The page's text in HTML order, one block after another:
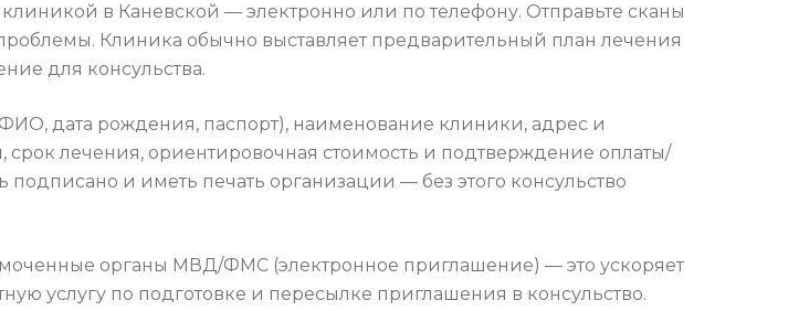
в Каневской — электронно или по телефону. Отправьте сканы
Клиника обычно выставляет предварительный план лечения
для консульства.
дата рождения, паспорт), наименование клиники, адрес и
лечения, ориентировочная стоимость и подтверждение оплаты/
и иметь печать организации — без этого консульство
органы МВД/ФМС (электронное приглашение) — это ускоряет
услугу по подготовке и пересылке приглашения в консульство.